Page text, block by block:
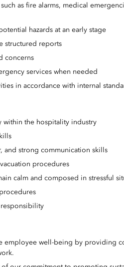
as fire alarms, medical
hazards at an early stage
structured reports
concerns
services when needed
in accordance with internal
within the hospitality industry
and strong communication skills
procedures
calm and composed in stressful
employee well-being by providing